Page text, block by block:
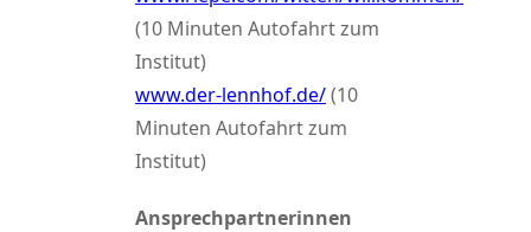
(10 Minuten Autofahrt zum
Institut)
www.der-lennhof.de/(10
Minuten Autofahrt zum
Institut)
Ansprechpartnerinnen